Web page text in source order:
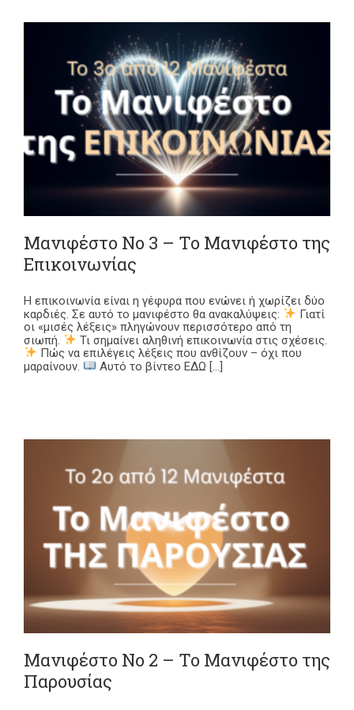
Μανιφέστο Νο 3 – Το Μανιφέστο της
Επικοινωνίας
Η επικοινωνία είναι η γέφυρα που ενώνει ή χωρίζει δύο
καρδιές. Σε αυτό το μανιφέστο θα ανακαλύψεις:
Γιατί
οι «μισές λέξεις» πληγώνουν περισσότερο από τη
σιωπή.
Τι σημαίνει αληθινή επικοινωνία στις σχέσεις.
Πώς να επιλέγεις λέξεις που ανθίζουν – όχι που
μαραίνουν.
Αυτό το βίντεο ΕΔΩ [...]
Μανιφέστο Νο 2 – Το Μανιφέστο της
Παρουσίας